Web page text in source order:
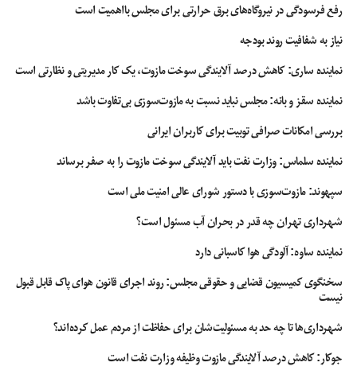
رفع فرسودگی در نیروگاه‌های برق حرارتی برای مجلس بااهمیت است
نیاز به شفافیت روند بودجه
نماینده ساری: کاهش درصد آلایندگی سوخت مازوت، یک کار مدیریتی و نظارتی است
نماینده سقز و بانه: مجلس نباید نسبت به مازوت‌سوزی بی‌تفاوت باشد
بررسی امکانات صرافی توبیت برای کاربران ایرانی
نماینده سلماس: وزارت نفت باید آلایندگی سوخت مازوت را به صفر برساند
سپهوند:‌ مازوت‌سوزی با دستور شورای عالی امنیت ملی است
شهرداری تهران چه قدر در بحران آب مسئول است؟
نماینده ساوه: آلودگی هوا کاسبانی دارد
سخنگوی کمیسیون قضایی و حقوقی مجلس: روند اجرای قانون هوای پاک قابل قبول
نیست
شهرداری‌ها تا چه حد به مسئولیت‌شان برای حفاظت از مردم عمل کرده‌اند؟
جوکار: کاهش درصد آلایندگی مازوت وظیفه وزارت نفت است